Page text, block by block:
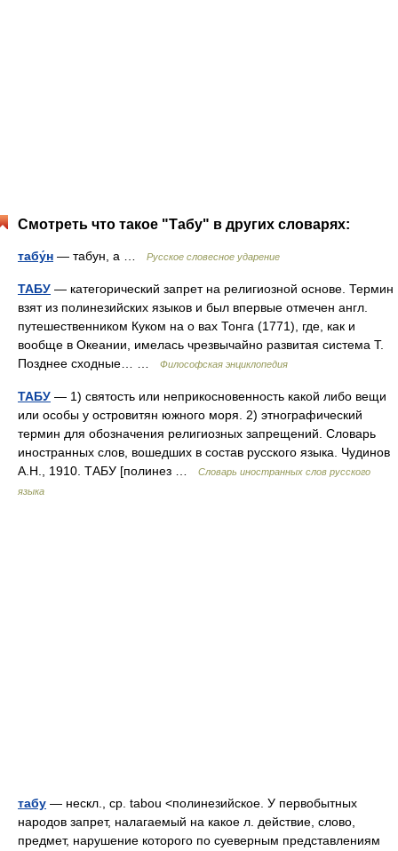
Смотреть что такое "Табу" в других словарях:
табу́н — табун, а … Русское словесное ударение
ТАБУ — категорический запрет на религиозной основе. Термин
взят из полинезийских языков и был впервые отмечен англ.
путешественником Куком на о вах Тонга (1771), где, как и
вообще в Океании, имелась чрезвычайно развитая система Т.
Позднее сходные… …
Философская энциклопедия
ТАБУ — 1) святость или неприкосновенность какой либо вещи
или особы у островитян южного моря. 2) этнографический
термин для обозначения религиозных запрещений. Словарь
иностранных слов, вошедших в состав русского языка. Чудинов
А.Н., 1910. ТАБУ [полинез …
Словарь иностранных слов русского
языка
табу — нескл., ср. tabou <полинезийское. У первобытных
народов запрет, налагаемый на какое л. действие, слово,
предмет, нарушение которого по суеверным представлениям